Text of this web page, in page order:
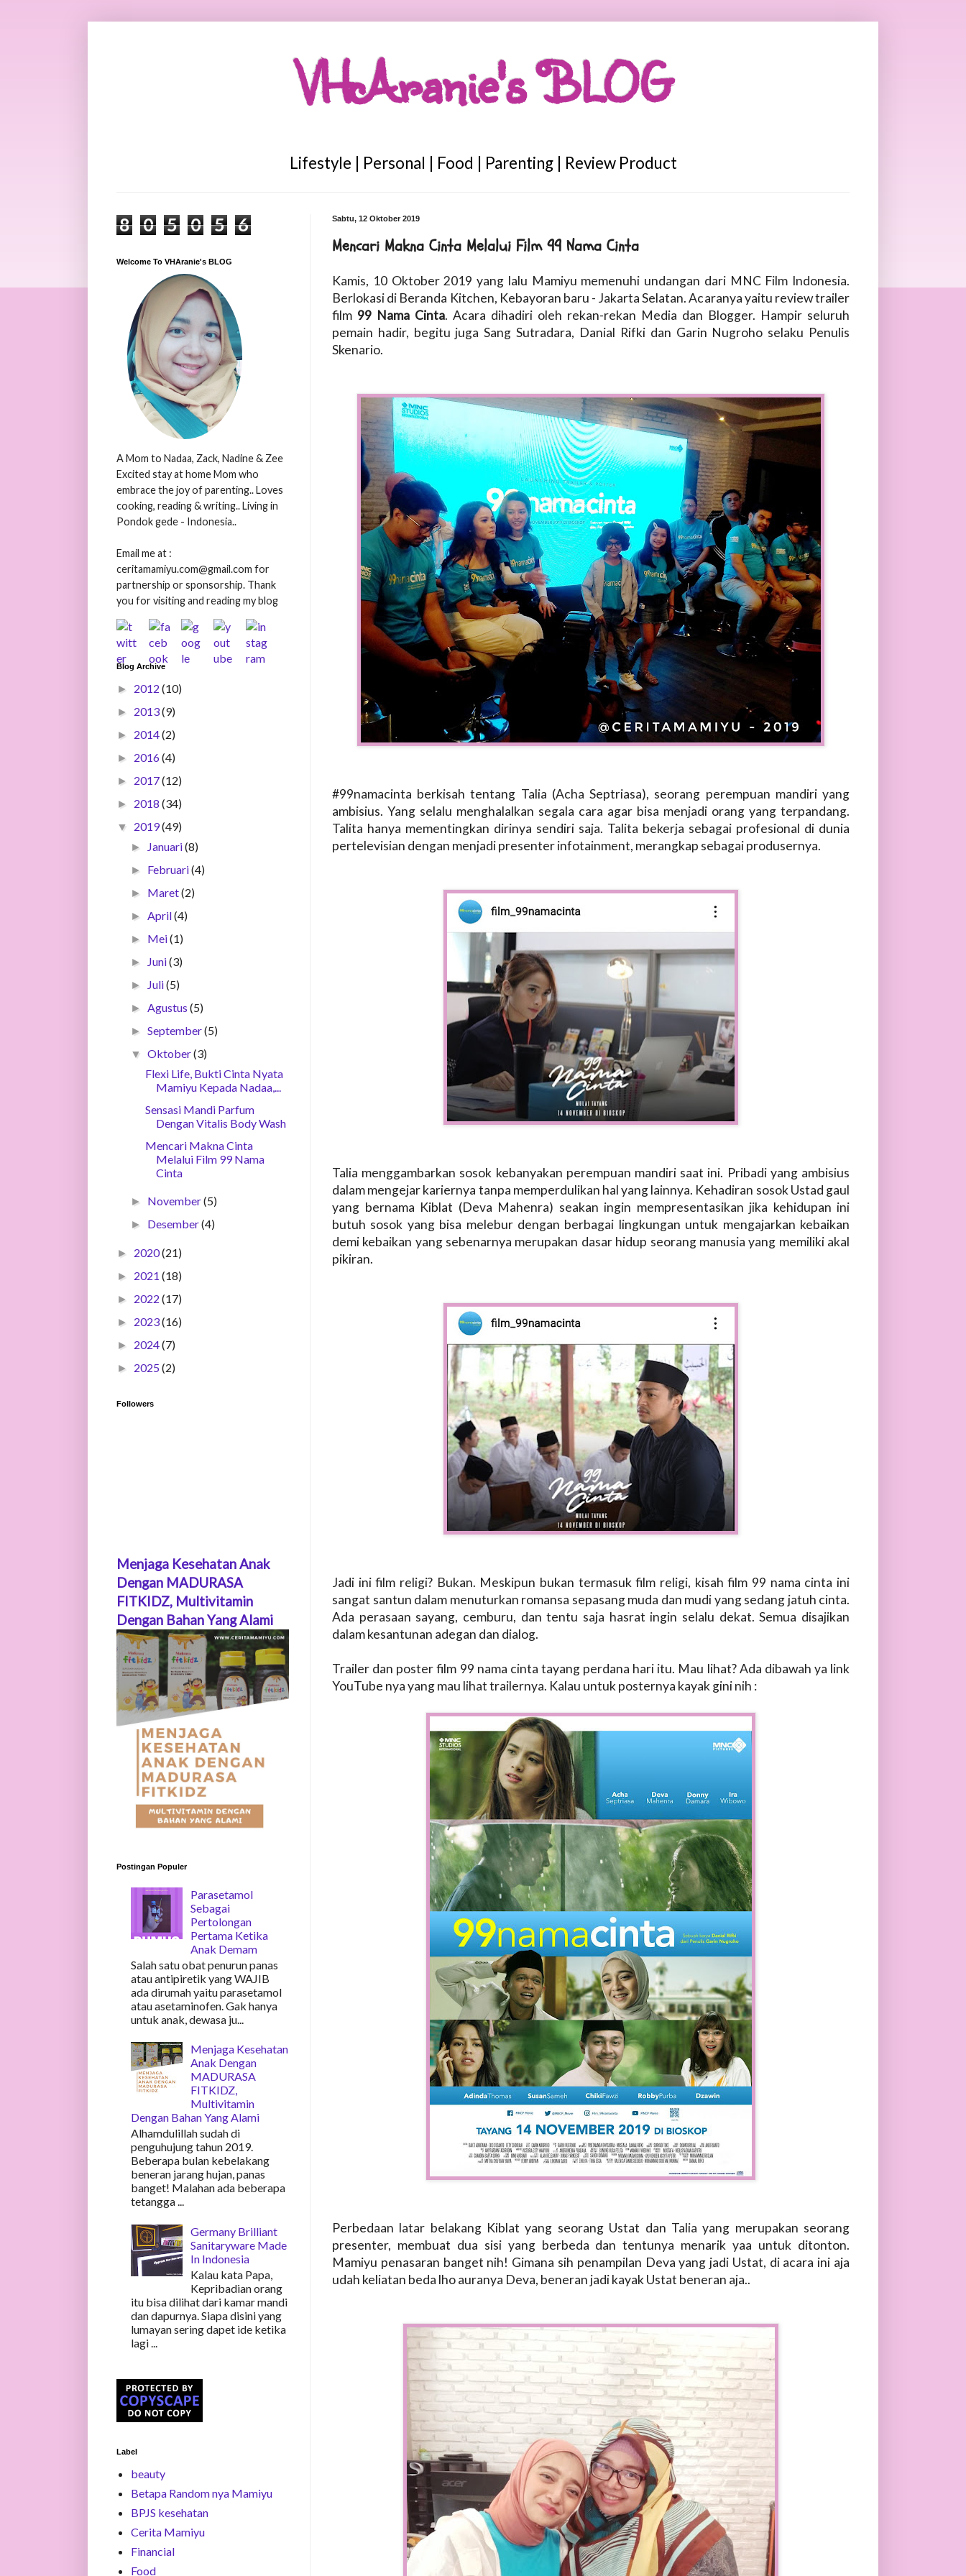
VHAranie's BLOG
Lifestyle | Personal | Food | Parenting | Review Product
Sabtu, 12 Oktober 2019
Mencari Makna Cinta Melalui Film 99 Nama Cinta
Kamis, 10 Oktober 2019 yang lalu Mamiyu memenuhi undangan dari MNC Film Indonesia.
Berlokasi di Beranda Kitchen, Kebayoran baru - Jakarta Selatan. Acaranya yaitu review trailer
film 99 Nama Cinta. Acara dihadiri oleh rekan-rekan Media dan Blogger. Hampir seluruh
pemain hadir, begitu juga Sang Sutradara, Danial Rifki dan Garin Nugroho selaku Penulis
Skenario.
#99namacinta berkisah tentang Talia (Acha Septriasa), seorang perempuan mandiri yang
ambisius. Yang selalu menghalalkan segala cara agar bisa menjadi orang yang terpandang.
Talita hanya mementingkan dirinya sendiri saja. Talita bekerja sebagai profesional di dunia
pertelevisian dengan menjadi presenter infotainment, merangkap sebagai produsernya.
Talia menggambarkan sosok kebanyakan perempuan mandiri saat ini. Pribadi yang ambisius
dalam mengejar kariernya tanpa memperdulikan hal yang lainnya. Kehadiran sosok Ustad gaul
yang bernama Kiblat (Deva Mahenra) seakan ingin mempresentasikan jika kehidupan ini
butuh sosok yang bisa melebur dengan berbagai lingkungan untuk mengajarkan kebaikan
demi kebaikan yang sebenarnya merupakan dasar hidup seorang manusia yang memiliki akal
pikiran.
Jadi ini film religi? Bukan. Meskipun bukan termasuk film religi, kisah film 99 nama cinta ini
sangat santun dalam menuturkan romansa sepasang muda dan mudi yang sedang jatuh cinta.
Ada perasaan sayang, cemburu, dan tentu saja hasrat ingin selalu dekat. Semua disajikan
dalam kesantunan adegan dan dialog.
Trailer dan poster film 99 nama cinta tayang perdana hari itu. Mau lihat? Ada dibawah ya link
YouTube nya yang mau lihat trailernya. Kalau untuk posternya kayak gini nih :
Perbedaan latar belakang Kiblat yang seorang Ustat dan Talia yang merupakan seorang
presenter, membuat dua sisi yang berbeda dan tentunya menarik yaa untuk ditonton.
Mamiyu penasaran banget nih! Gimana sih penampilan Deva yang jadi Ustat, di acara ini aja
udah keliatan beda lho auranya Deva, beneran jadi kayak Ustat beneran aja..
8 0 5 0 5 6
Welcome To VHAranie's BLOG
A Mom to Nadaa, Zack, Nadine & Zee
Excited stay at home Mom who
embrace the joy of parenting.. Loves
cooking, reading & writing.. Living in
Pondok gede - Indonesia..
Email me at :
ceritamamiyu.com@gmail.com for
partnership or sponsorship. Thank
you for visiting and reading my blog
Blog Archive
► 2012 (10)
► 2013(9)
► 2014(2)
► 2016(4)
► 2017(12)
► 2018 (34)
▼ 2019(49)
► Januari(8)
► Februari(4)
► Maret(2)
►April(4)
► Mei(1)
► Juni(3)
► Juli(5)
►Agustus(5)
►September(5)
▼Oktober(3)
Flexi Life, Bukti Cinta Nyata
Mamiyu Kepada Nadaa,...
Sensasi Mandi Parfum
Dengan Vitalis Body Wash
Mencari Makna Cinta
Melalui Film 99 Nama
Cinta
► November(5)
► Desember(4)
► 2020(21)
► 2021 (18)
► 2022 (17)
► 2023(16)
► 2024(7)
► 2025(2)
Followers
Menjaga Kesehatan Anak
Dengan MADURASA
FITKIDZ, Multivitamin
Dengan Bahan Yang Alami
Postingan Populer
Parasetamol
Sebagai
Pertolongan
Pertama Ketika
Anak Demam
Salah satu obat penurun panas
atau antipiretik yang WAJIB
ada dirumah yaitu parasetamol
atau asetaminofen. Gak hanya
untuk anak, dewasa ju...
Menjaga Kesehatan
Anak Dengan
MADURASA
FITKIDZ,
Multivitamin
Dengan Bahan Yang Alami
Alhamdulillah sudah di
penguhujung tahun 2019.
Beberapa bulan kebelakang
beneran jarang hujan, panas
banget! Malahan ada beberapa
tetangga ...
Germany Brilliant
Sanitaryware Made
In Indonesia
Kalau kata Papa,
Kepribadian orang
itu bisa dilihat dari kamar mandi
dan dapurnya. Siapa disini yang
lumayan sering dapet ide ketika
lagi ...
Label
beauty
Betapa Random nya Mamiyu
BPJS kesehatan
Cerita Mamiyu
Financial
Food